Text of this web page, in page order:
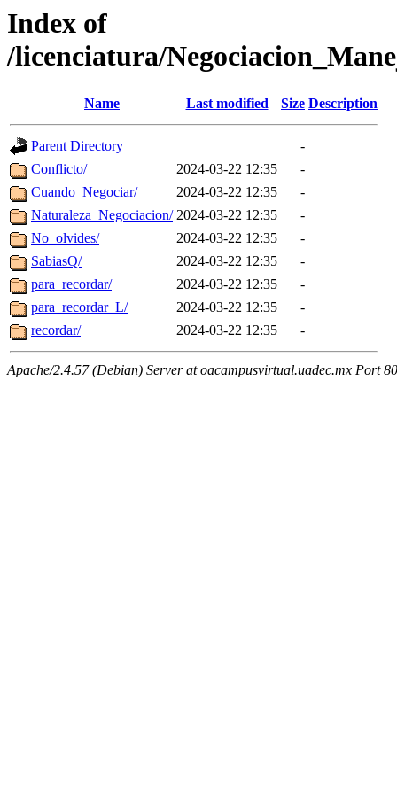
Index of
/licenciatura/
Name Last modified Size Description
Parent Directory
-
Conflicto/
2024-03-22 12:35
-
Cuando_Negociar/
2024-03-22 12:35
-
Naturaleza_Negociacion/ 2024-03-22 12:35
-
No_olvides/
2024-03-22 12:35
-
SabiasQ/
2024-03-22 12:35
-
para_recordar/
2024-03-22 12:35
-
para_recordar_L/
2024-03-22 12:35
-
recordar/
2024-03-22 12:35 -
Apache/2.4.57 (Debian) Server at oacampusvirtual.uadec.mx Port 80